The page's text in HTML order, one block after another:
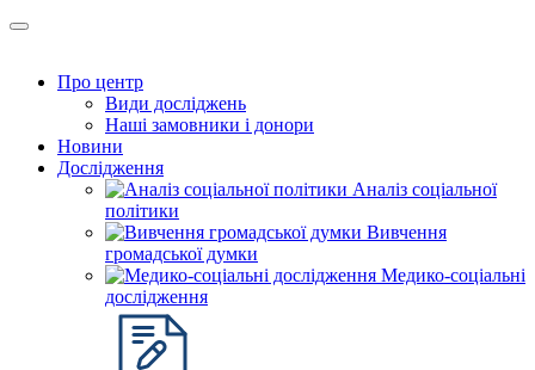
Про центр
Види досліджень
Наші замовники і донори
Новини
Дослідження
Аналіз соціальної
політики
Вивчення
громадської думки
Медико-соціальні
дослідження